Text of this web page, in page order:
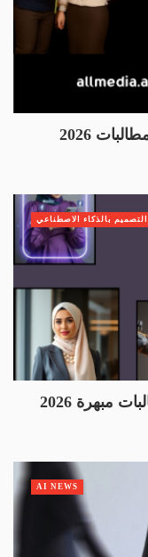
2026
2026
التصميم بالذكاء الاصطناعي
AI NEWS